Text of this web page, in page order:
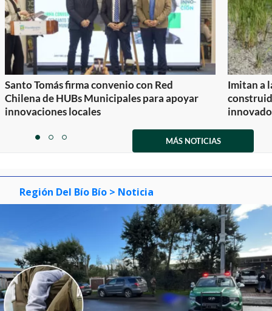
Santo Tomás firma convenio con Red
Chilena de HUBs Municipales para apoyar
innovaciones locales
Imitan a
itemitemitem
MÁS NOTICIAS
Región Del Bío Bío > Noticia